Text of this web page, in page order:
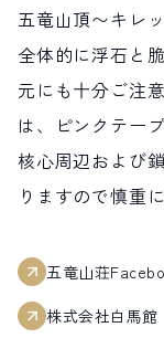
五竜山頂〜キレ
全体的に浮石と
元にも十分ご注
は、ピンクテー
核心周辺および
りますので慎重に
五竜山荘
株式会社白馬館